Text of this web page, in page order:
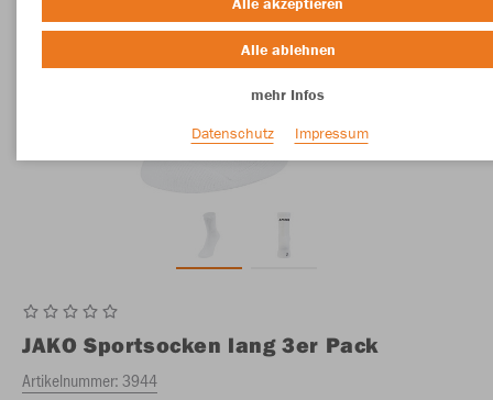
JAKO Sportsocken lang 3er Pack
Artikelnummer:3944
Alle ablehnen
mehr Infos
Datenschutz
Impressum